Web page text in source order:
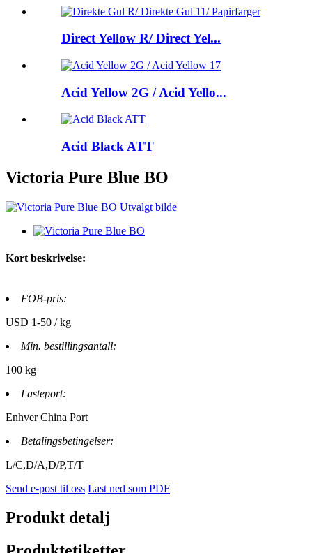
Direct Yellow R/ Direct Yel...
Acid Yellow 2G / Acid Yello...
Acid Black ATT
Victoria Pure Blue BO
Kort beskrivelse:
FOB-pris:
USD 1-50 / kg
Min. bestillingsantall:
100 kg
Lasteport:
Enhver China Port
Betalingsbetingelser:
L/C,D/A,D/P,T/T
Send e-post til oss Last ned som PDF
Produkt detalj